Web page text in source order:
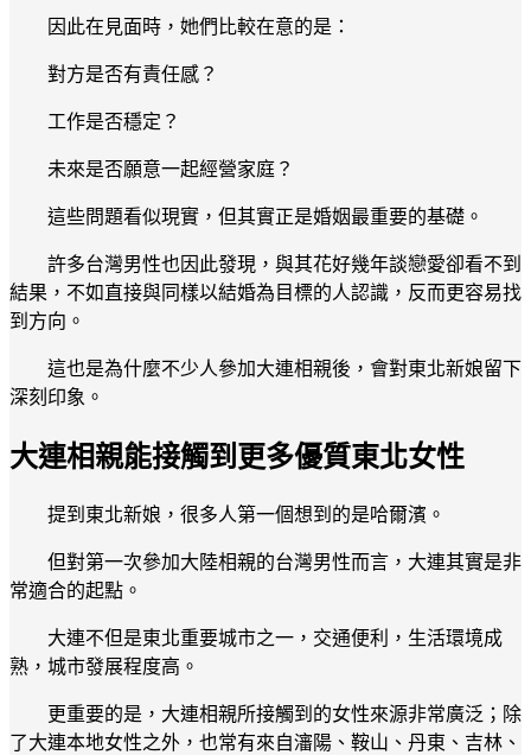
因此在見面時，她們比較在意的是：
對方是否有責任感？
工作是否穩定？
未來是否願意一起經營家庭？
這些問題看似現實，但其實正是婚姻最重要的基礎。
許多台灣男性也因此發現，與其花好幾年談戀愛卻看不到
結果，不如直接與同樣以結婚為目標的人認識，反而更容易找
到方向。
這也是為什麼不少人參加大連相親後，會對東北新娘留下
深刻印象。
大連相親能接觸到更多優質東北女性
提到東北新娘，很多人第一個想到的是哈爾濱。
但對第一次參加大陸相親的台灣男性而言，大連其實是非
常適合的起點。
大連不但是東北重要城市之一，交通便利，生活環境成
熟，城市發展程度高。
更重要的是，大連相親所接觸到的女性來源非常廣泛；除
了大連本地女性之外，也常有來自瀋陽、鞍山、丹東、吉林、